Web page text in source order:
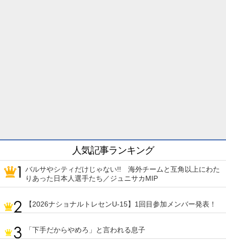
人気記事ランキング
バルサやシティだけじゃない!! 海外チームと互角以上にわた
りあった日本人選手たち／ジュニサカMIP
【2026ナショナルトレセンU-15】1回目参加メンバー発表！
「下手だからやめろ」と言われる息子